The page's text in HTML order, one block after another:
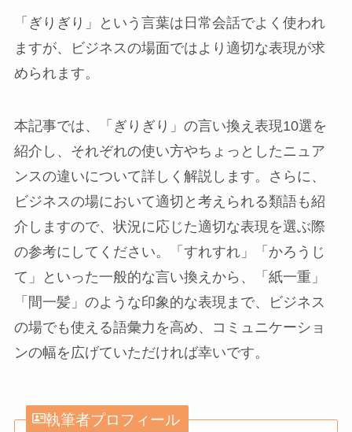
「ぎりぎり」という言葉は日常会話でよく使われ
ますが、ビジネスの場面ではより適切な表現が求
められます。
本記事では、「ぎりぎり」の言い換え表現10選を
紹介し、それぞれの使い方やちょっとしたニュア
ンスの違いについて詳しく解説します。さらに、
ビジネスの場において適切と考えられる類語も紹
介しますので、状況に応じた適切な表現を選ぶ際
の参考にしてください。「すれすれ」「かろうじ
て」といった一般的な言い換えから、「紙一重」
「間一髪」のような印象的な表現まで、ビジネス
の場でも使える語彙力を高め、コミュニケーショ
ンの幅を広げていただければ幸いです。
執筆者プロフィール